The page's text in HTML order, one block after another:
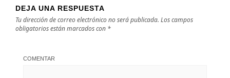
DEJA UNA RESPUESTA
Tu dirección de correo electrónico no será publicada. Los campos
obligatorios están marcados con *
COMENTAR